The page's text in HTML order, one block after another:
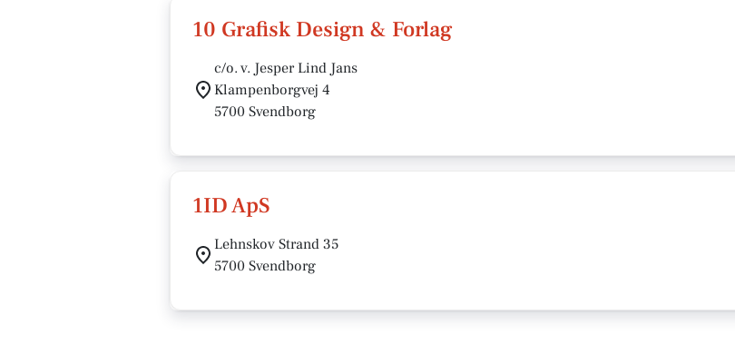
10 Grafisk Design & Forlag
c/o. v. Jesper Lind Jans
Klampenborgvej 4
5700 Svendborg
1ID ApS
Lehnskov Strand 35
5700 Svendborg